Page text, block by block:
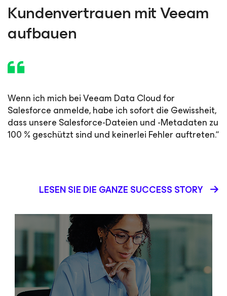
Kundenvertrauen mit Veeam
aufbauen
Wenn ich mich bei Veeam Data Cloud for
Salesforce anmelde, habe ich sofort die Gewissheit,
dass unsere Salesforce-Dateien und -Metadaten zu
100 % geschützt sind und keinerlei Fehler auftreten.“
LESEN SIE DIE GANZE SUCCESS STORY